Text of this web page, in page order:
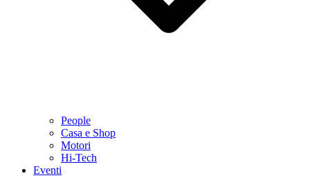
People
Casa e Shop
Motori
Hi-Tech
Eventi